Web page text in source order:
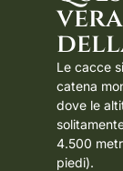
Le cacce
catena
dove le
4.500
piedi).